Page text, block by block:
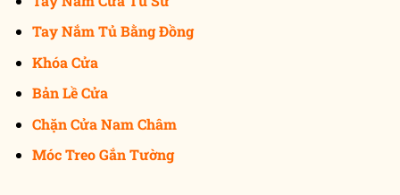
Tay Nắm Tủ Bằng Đồng
Khóa Cửa
Bản Lề Cửa
Chặn Cửa Nam Châm
Móc Treo Gắn Tường